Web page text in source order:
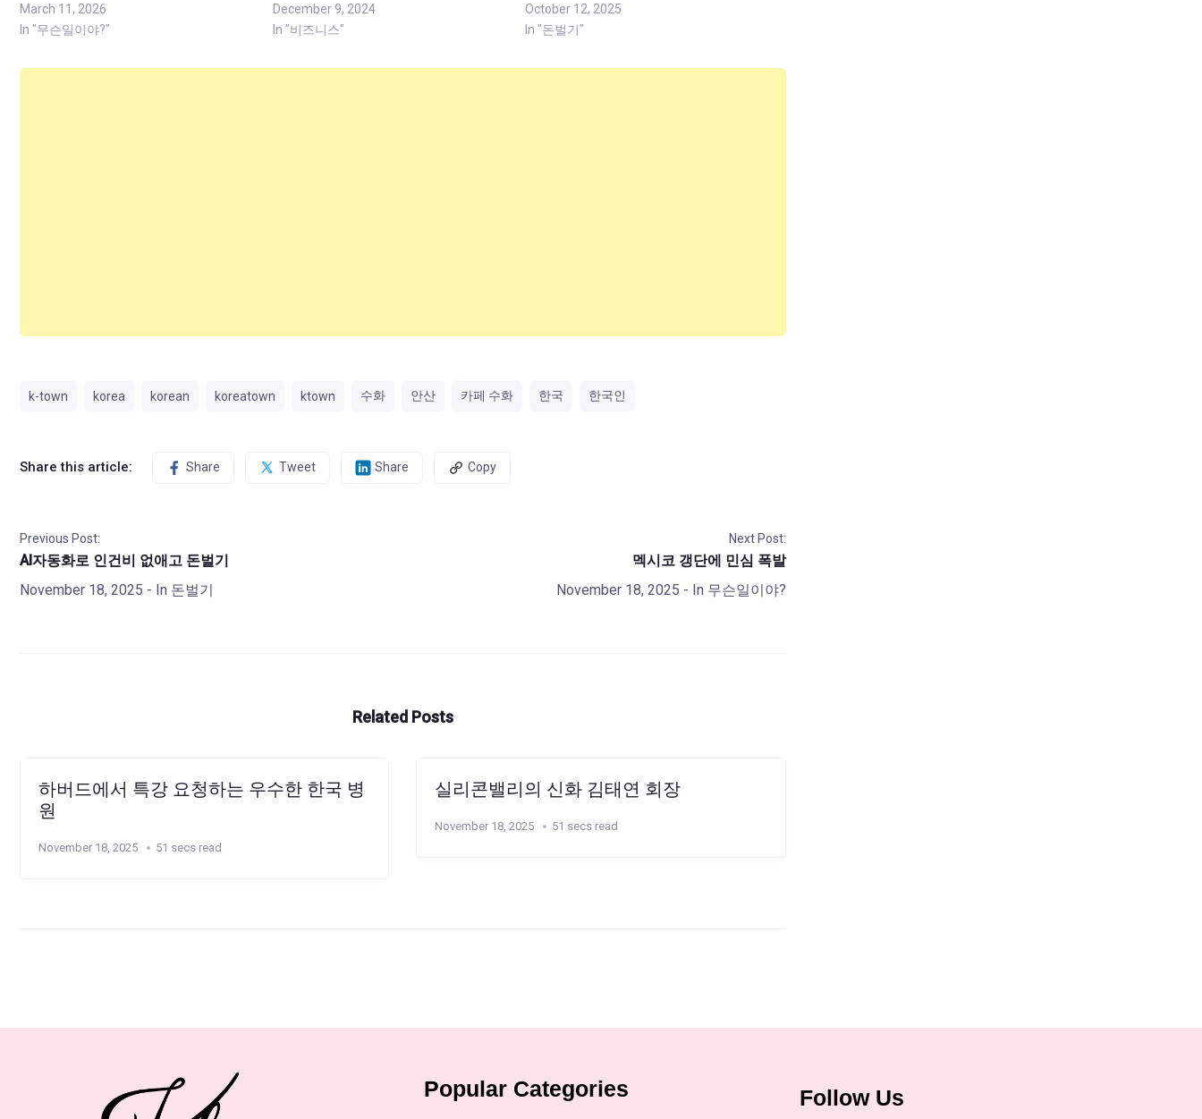
March 11, 2026
In "무슨일이야?"
December 9, 2024
In "비즈니스"
October 12, 2025
In "돈벌기"
k-town korea korean koreatown ktown 수화 안산 카페 수화 한국 한국인
Share this article: Share Tweet Share Copy
Previous Post:
AI자동화로 인건비 없애고 돈벌기
November 18, 2025 - In 돈벌기
Next Post:
멕시코 갱단에 민심 폭발
November 18, 2025 - In 무슨일이야?
Related Posts
하버드에서 특강 요청하는 우수한 한국 병
원
November 18, 2025 51 secs read
실리콘밸리의 신화 김태연 회장
November 18, 2025 51 secs read
Popular Categories Follow Us